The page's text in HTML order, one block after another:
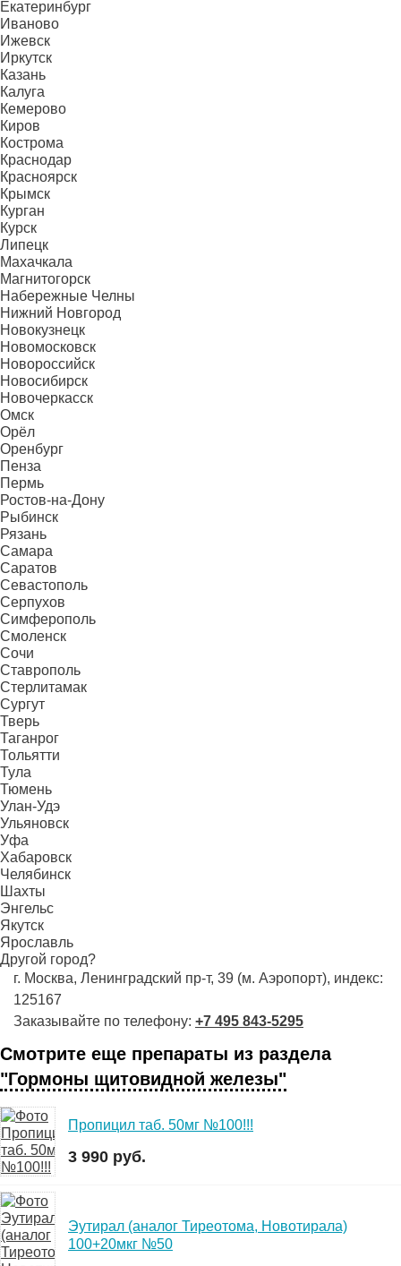
Екатеринбург
Иваново
Ижевск
Иркутск
Казань
Калуга
Кемерово
Киров
Кострома
Краснодар
Красноярск
Крымск
Курган
Курск
Липецк
Махачкала
Магнитогорск
Набережные Челны
Нижний Новгород
Новокузнецк
Новомосковск
Новороссийск
Новосибирск
Новочеркасск
Омск
Орёл
Оренбург
Пенза
Пермь
Ростов-на-Дону
Рыбинск
Рязань
Самара
Саратов
Севастополь
Серпухов
Симферополь
Смоленск
Сочи
Ставрополь
Стерлитамак
Сургут
Тверь
Таганрог
Тольятти
Тула
Тюмень
Улан-Удэ
Ульяновск
Уфа
Хабаровск
Челябинск
Шахты
Энгельс
Якутск
Ярославль
Другой город?
г. Москва, Ленинградский пр-т, 39 (м. Аэропорт), индекс:
125167
Заказывайте по телефону: +7 495 843-5295
Смотрите еще препараты из раздела
"Гормоны щитовидной железы"
Пропицил таб. 50мг №100!!!
3 990 руб.
Эутирал (аналог Тиреотома, Новотирала)
100+20мкг №50